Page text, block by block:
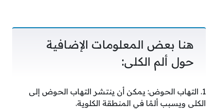
هنا بعض المعلومات الإضافية
حول ألم الكلى:
1. التهاب الحوض: يمكن أن ينتشر التهاب الحوض إلى
الكلى ويسبب ألمًا في المنطقة الكلوية.